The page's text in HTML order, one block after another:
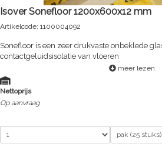
Isover Sonefloor 1200x600x12 mm
Artikelcode: 1100004092
Sonefloor is een zeer drukvaste onbeklede
contactgeluidsisolatie van vloeren
meer lezen
Nettoprijs
Op aanvraag